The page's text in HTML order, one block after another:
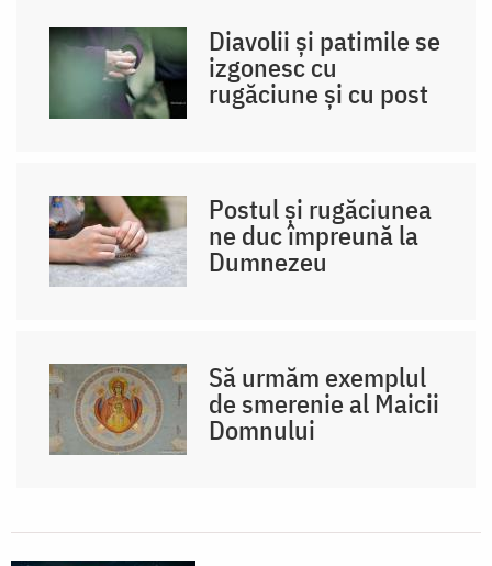
Diavolii și patimile se
izgonesc cu
rugăciune și cu post
Postul și rugăciunea
ne duc împreună la
Dumnezeu
Să urmăm exemplul
de smerenie al Maicii
Domnului